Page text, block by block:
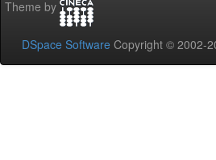
Theme by
DSpace Software Copyright © 2002-